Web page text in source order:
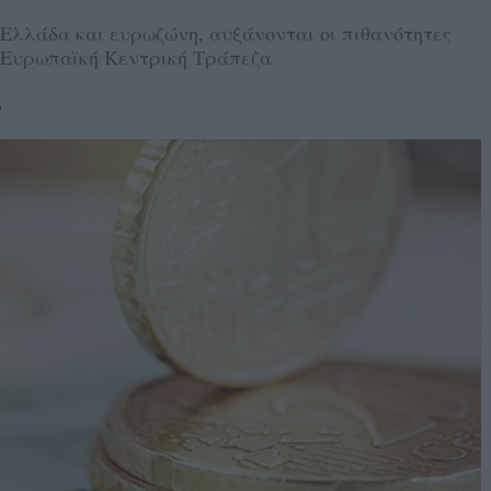
και ευρωζώνη, αυξάνονται οι πιθανότητες
Κεντρική Τράπεζα